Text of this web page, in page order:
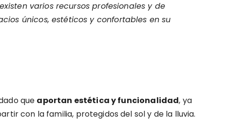
varios recursos profesionales y de
únicos, estéticos y confortables en su
que aportan estética y funcionalidad, ya
con la familia, protegidos del sol y de la lluvia.